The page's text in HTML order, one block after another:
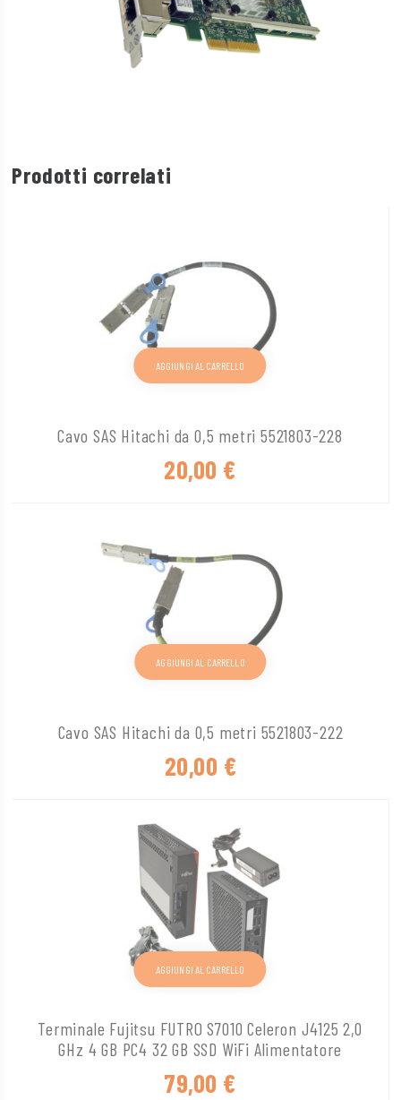
Prodotti correlati
Cavo SAS Hitachi da 0,5 metri 5521803-228
20,00 €
AGGIUNGI AL CARRELLO
Cavo SAS Hitachi da 0,5 metri 5521803-222
20,00 €
AGGIUNGI AL CARRELLO
Terminale Fujitsu FUTRO S7010 Celeron J4125 2,0
GHz 4 GB PC4 32 GB SSD WiFi Alimentatore
79,00 €
AGGIUNGI AL CARRELLO